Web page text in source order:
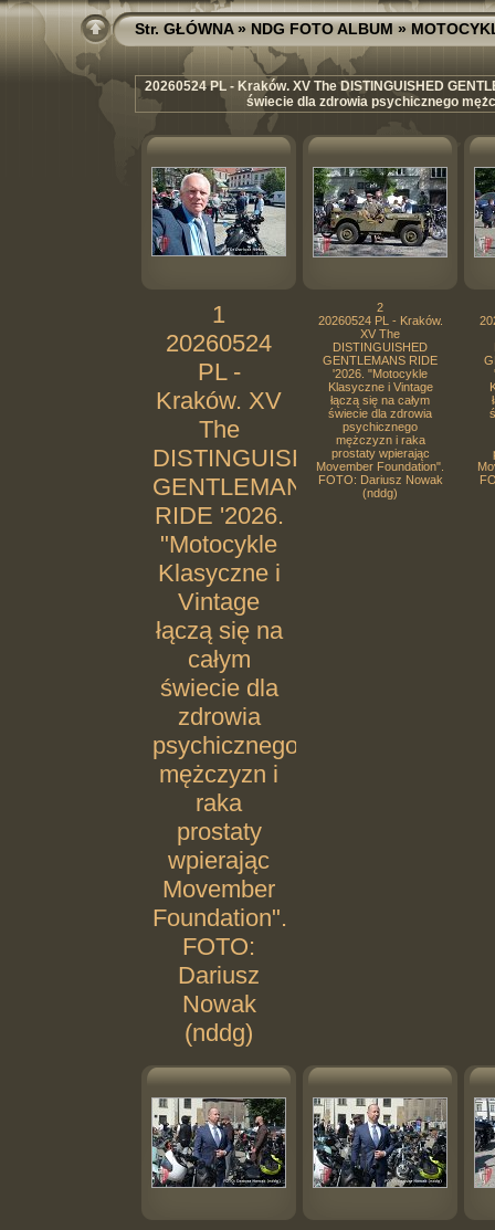
Str. GŁÓWNA»NDG FOTO ALBUM»
20260524 PL - Kraków. XV The DISTINGUISHED
świecie dla zdrowia psychicznego
1
20260524
PL -
Kraków. XV
The
DISTINGUISHED
GENTLEMANS
RIDE '2026.
"Motocykle
Klasyczne i
Vintage
łączą się na
całym
świecie dla
zdrowia
psychicznego
mężczyzn i
raka
prostaty
wpierając
Movember
Foundation".
FOTO:
Dariusz
Nowak
(nddg)
2
20260524 PL - Kraków.
XV The
DISTINGUISHED
GENTLEMANS RIDE
'2026. "Motocykle
Klasyczne i Vintage
łączą się na całym
świecie dla zdrowia
psychicznego
mężczyzn i raka
prostaty wpierając
Movember Foundation".
FOTO: Dariusz Nowak
(nddg)